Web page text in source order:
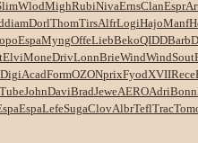
WlodMighRubiNivaErnsClanEspr
diamDorlThomTirsAlfrLogiHajoManf
EspaMyngOffeLiebBekoQIDDBarb
ElviMoneDrivLonnBrieWindWindSout
DigiAcadFormOZONprixFyodXVIIRece
TubeJohnDaviBradJeweAEROAdriBonn
EspaLefeSugaClovAlbrTeflTrac